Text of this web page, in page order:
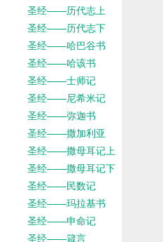
圣经——历代志上
圣经——历代志下
圣经——哈巴谷书
圣经——哈该书
圣经——士师记
圣经——尼希米记
圣经——弥迦书
圣经——撒加利亚
圣经——撒母耳记上
圣经——撒母耳记下
圣经——民数记
圣经——玛拉基书
圣经——申命记
圣经——箴言